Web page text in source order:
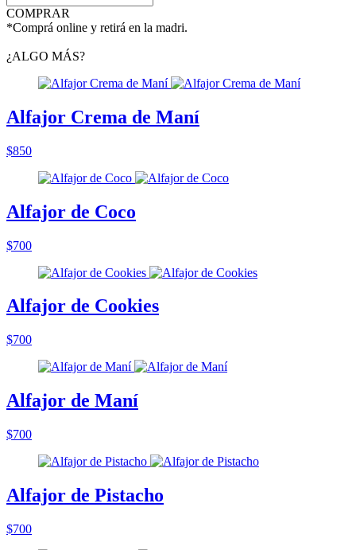
COMPRAR
*Comprá online y retirá en la madri.
¿ALGO MÁS?
Alfajor Crema de Maní
$850
Alfajor de Coco
$700
Alfajor de Cookies
$700
Alfajor de Maní
$700
Alfajor de Pistacho
$700